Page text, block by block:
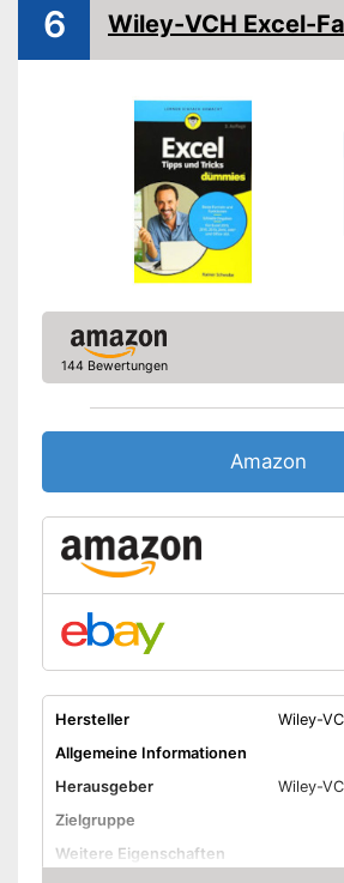
6 Wiley-VCH Excel-
144 Bewertungen
Amazon
Hersteller
Wiley-
Allgemeine Informationen
Herausgeber
Wiley-
Zielgruppe
Weitere Eigenschaften